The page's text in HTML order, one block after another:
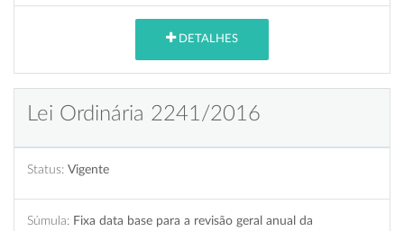
DETALHES
Lei Ordinária 2241/2016
Status: Vigente
Súmula: Fixa data base para a revisão geral anual da